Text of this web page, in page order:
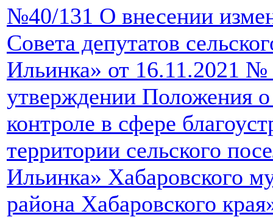
№40/131 О внесении
Совета депутатов
Ильинка» от 16.11.2021
утверждении Положения
контроле в сфере
территории сельского
Ильинка» Хабаровского
района Хабаровского